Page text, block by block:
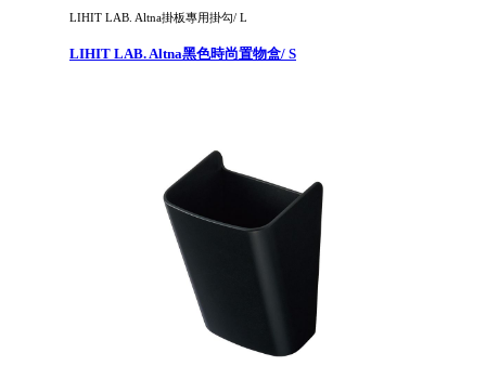
LIHIT LAB. Altna掛板專用掛勾/ L
LIHIT LAB. Altna黑色時尚置物盒/ S